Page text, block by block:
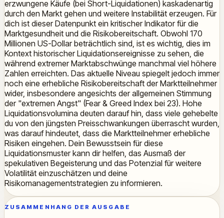
erzwungene Käufe (bei Short-Liquidationen) kaskadenartig
durch den Markt gehen und weitere Instabilität erzeugen. Für
dich ist dieser Datenpunkt ein kritischer Indikator für die
Marktgesundheit und die Risikobereitschaft. Obwohl 170
Millionen US-Dollar beträchtlich sind, ist es wichtig, dies im
Kontext historischer Liquidationsereignisse zu sehen, die
während extremer Marktabschwünge manchmal viel höhere
Zahlen erreichten. Das aktuelle Niveau spiegelt jedoch immer
noch eine erhebliche Risikobereitschaft der Marktteilnehmer
wider, insbesondere angesichts der allgemeinen Stimmung
der "extremen Angst" (Fear & Greed Index bei 23). Hohe
Liquidationsvolumina deuten darauf hin, dass viele gehebelte
du von den jüngsten Preisschwankungen überrascht wurden,
was darauf hindeutet, dass die Marktteilnehmer erhebliche
Risiken eingehen. Dein Bewusstsein für diese
Liquidationsmuster kann dir helfen, das Ausmaß der
spekulativen Begeisterung und das Potenzial für weitere
Volatilität einzuschätzen und deine
Risikomanagementstrategien zu informieren.
ZUSAMMENHANG DER AUSGABE